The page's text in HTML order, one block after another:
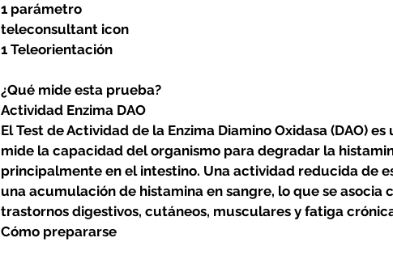
1 parámetro
teleconsultant icon
1 Teleorientación
¿Qué mide esta prueba?
Actividad Enzima DAO
El Test de Actividad de la Enzima Diamino Oxidasa (DAO)
mide la capacidad del organismo para degradar la
principalmente en el intestino. Una actividad reducida de
una acumulación de histamina en sangre, lo que se asocia
trastornos digestivos, cutáneos, musculares y fatiga
Cómo prepararse